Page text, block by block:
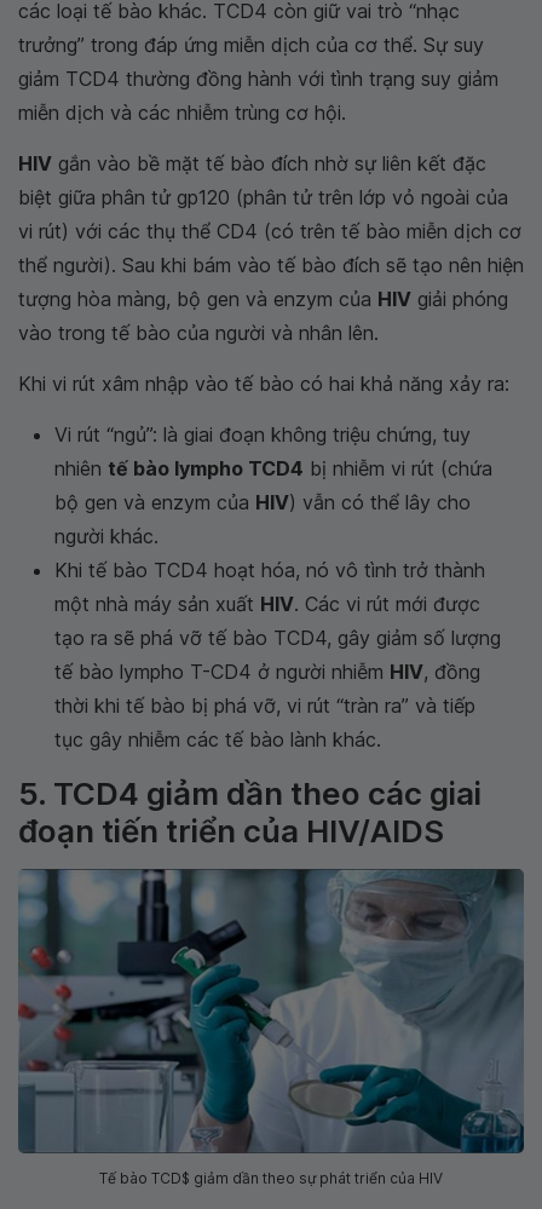
các loại tế bào khác. TCD4 còn giữ vai trò “nhạc
trưởng” trong đáp ứng miễn dịch của cơ thể. Sự suy
giảm TCD4 thường đồng hành với tình trạng suy giảm
miễn dịch và các nhiễm trùng cơ hội.
HIV gắn vào bề mặt tế bào đích nhờ sự liên kết đặc
biệt giữa phân tử gp120 (phân tử trên lớp vỏ ngoài của
vi rút) với các thụ thể CD4 (có trên tế bào miễn dịch cơ
thể người). Sau khi bám vào tế bào đích sẽ tạo nên hiện
tượng hòa màng, bộ gen và enzym của HIV giải phóng
vào trong tế bào của người và nhân lên.
Khi vi rút xâm nhập vào tế bào có hai khả năng xảy ra:
Vi rút “ngủ”: là giai đoạn không triệu chứng, tuy
nhiên tế bào lympho TCD4 bị nhiễm vi rút (chứa
bộ gen và enzym của HIV) vẫn có thể lây cho
người khác.
Khi tế bào TCD4 hoạt hóa, nó vô tình trở thành
một nhà máy sản xuất HIV. Các vi rút mới được
tạo ra sẽ phá vỡ tế bào TCD4, gây giảm số lượng
tế bào lympho T-CD4 ở người nhiễm HIV, đồng
thời khi tế bào bị phá vỡ, vi rút “tràn ra” và tiếp
tục gây nhiễm các tế bào lành khác.
5. TCD4 giảm dần theo các giai
đoạn tiến triển của HIV/AIDS
Tế bào TCD$ giảm dần theo sự phát triển của HIV